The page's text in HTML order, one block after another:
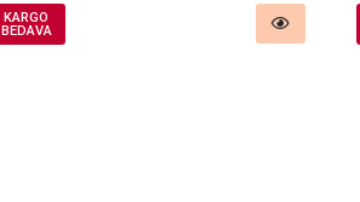
KARGO
BEDAVA